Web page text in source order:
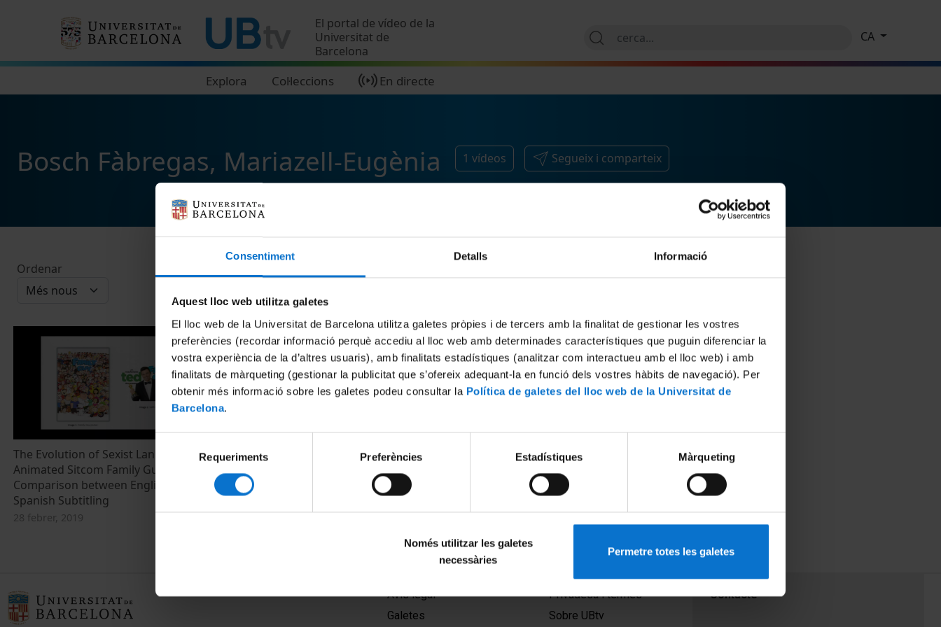
Consentiment Detalls Informació
Aquest lloc web utilitza galetes
El lloc web de la Universitat de Barcelona utilitza galetes pròpies i de tercers amb la finalitat de gestionar les vostres
preferències (recordar informació perquè accediu al lloc web amb determinades característiques que puguin diferenciar la
vostra experiència de la d’altres usuaris), amb finalitats estadístiques (analitzar com interactueu amb el lloc web) i amb
finalitats de màrqueting (gestionar la publicitat que s’ofereix adequant-la en funció dels vostres hàbits de navegació). Per
obtenir més informació sobre les galetes podeu consultar la Política de galetes del lloc web de la Universitat de
Barcelona.
Selecció
consentiment
Requeriments Preferències Estadístiques Màrqueting
Només utilitzar les galetes
necessàries
Permetre totes les galetes
El portal de vídeo de la
Universitat de
Barcelona
Explora Col·leccions En directe
CA
Bosch Fàbregas, Mariazell-Eugènia 1 vídeos Segueix i comparteix
Ordenar
The Evolution of Sexist Language in the
Animated Sitcom Family Guy. Analysis and
Comparison between English and
Spanish Subtitling
28 febrer, 2019
Avís legal
Galetes
Privadesa i termes
Sobre UBtv
Contacte